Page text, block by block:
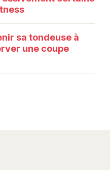
sa tondeuse à
une coupe